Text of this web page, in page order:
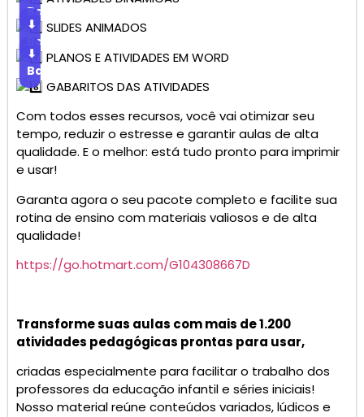
Baixar
SLIDES ANIMADOS
⬇
Baixar
PLANOS E ATIVIDADES EM WORD
⬇
Baixar
GABARITOS DAS ATIVIDADES
Com todos esses recursos, você vai otimizar seu
tempo, reduzir o estresse e garantir aulas de alta
qualidade. E o melhor: está tudo pronto para imprimir
e usar!
Garanta agora o seu pacote completo e facilite sua
rotina de ensino com materiais valiosos e de alta
qualidade!
https://go.hotmart.com/G104308667D
Transforme suas aulas com mais de 1.200
atividades pedagógicas prontas para usar,
criadas especialmente para facilitar o trabalho dos
professores da educação infantil e séries iniciais!
Nosso material reúne conteúdos variados, lúdicos e